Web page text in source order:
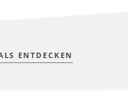
ENTDECKEN